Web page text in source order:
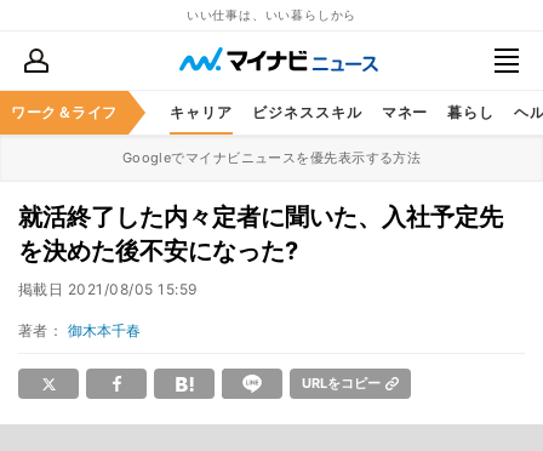
いい仕事は、いい暮らしから
ワーク＆ライフ キャリア ビジネススキル マネー 暮らし ヘ
Googleでマイナビニュースを優先表示する方法
就活終了した内々定者に聞いた、入社予定先
を決めた後不安になった?
掲載日 2021/08/05 15:59
著者： 御木本千春
URLをコピー